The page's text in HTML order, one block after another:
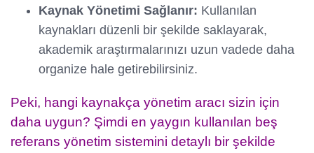
Kaynak Yönetimi Sağlanır: Kullanılan
kaynakları düzenli bir şekilde saklayarak,
akademik araştırmalarınızı uzun vadede daha
organize hale getirebilirsiniz.
Peki, hangi kaynakça yönetim aracı sizin için
daha uygun? Şimdi en yaygın kullanılan beş
referans yönetim sistemini detaylı bir şekilde